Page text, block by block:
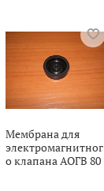
Мембрана для
электромагнитног
о клапана АОГВ 80